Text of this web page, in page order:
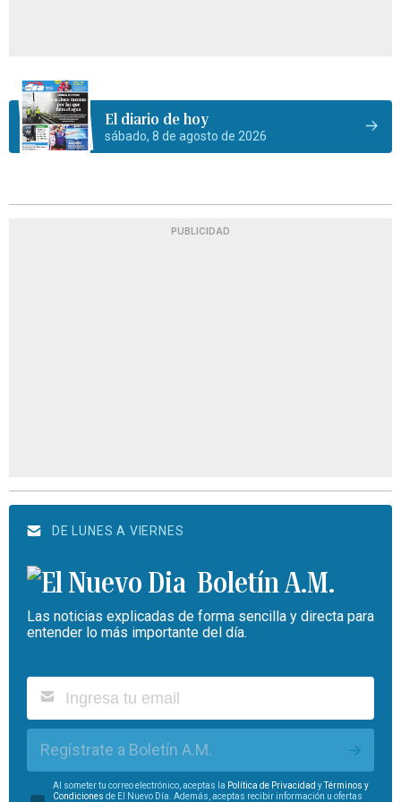
El diario de hoy
sábado, 8 de agosto de 2026
PUBLICIDAD
DE LUNES A VIERNES
Boletín A.M.
Las noticias explicadas de forma sencilla y directa para
entender lo más importante del día.
Regístrate a Boletín A.M.
Al someter tu correo electrónico, aceptas la Política de Privacidad yTérminos y
Condiciones de El Nuevo Día. Además, aceptas recibir información u ofertas